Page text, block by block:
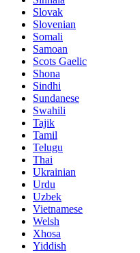
Slovak
Slovenian
Somali
Samoan
Scots Gaelic
Shona
Sindhi
Sundanese
Swahili
Tajik
Tamil
Telugu
Thai
Ukrainian
Urdu
Uzbek
Vietnamese
Welsh
Xhosa
Yiddish